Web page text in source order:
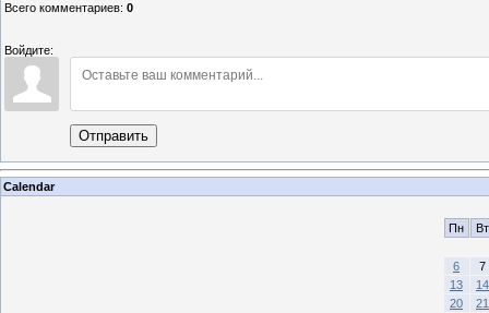
Всего комментариев: 0
Войдите:
Отправить
Calendar
Пн Вт
6
7
13
14
20
21